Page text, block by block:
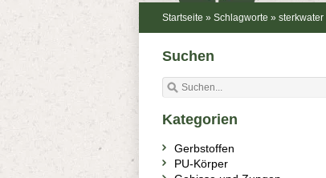
Startseite » Schlagworte »
Suchen
Kategorien
Gerbstoffen
PU-Körper